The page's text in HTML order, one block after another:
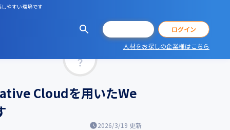
やすい環境です
ログイン
人材をお探しの企業様はこちら
Cloudを用いたWe
2026/3/19 更新